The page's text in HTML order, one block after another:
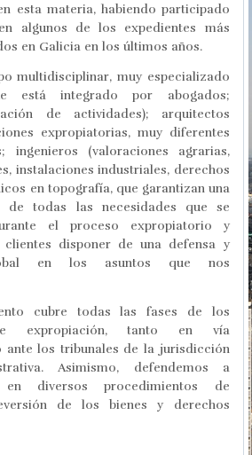
esta materia, habiendo participado
algunos de los expedientes más
en Galicia en los últimos años.
multidisciplinar, muy especializado
está integrado por abogados;
de actividades); arquitectos
expropiatorias, muy diferentes
ingenieros (valoraciones agrarias,
instalaciones industriales, derechos
en topografía, que garantizan una
de todas las necesidades que se
el proceso expropiatorio y
disponer de una defensa y
en los asuntos que nos
cubre todas las fases de los
expropiación, tanto en vía
ante los tribunales de la jurisdicción
Asimismo, defendemos a
en diversos procedimientos de
de los bienes y derechos